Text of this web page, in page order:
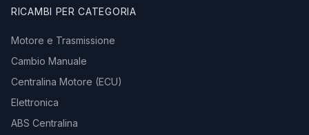
RICAMBI PER CATEGORIA
Motore e Trasmissione
Cambio Manuale
Centralina Motore (ECU)
Elettronica
ABS Centralina